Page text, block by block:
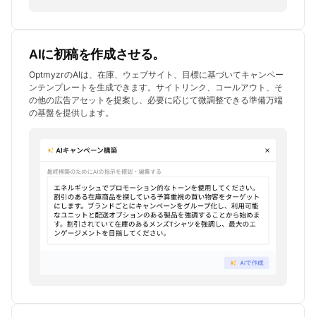
AIに初稿を作成させる。
OptmyzrのAIは、在庫、ウェブサイト、目標に基づいてキャンペー
ンテンプレートを生成できます。サイトリンク、コールアウト、そ
の他の広告アセットを提案し、必要に応じて微調整できる準備万端
の基盤を提供します。